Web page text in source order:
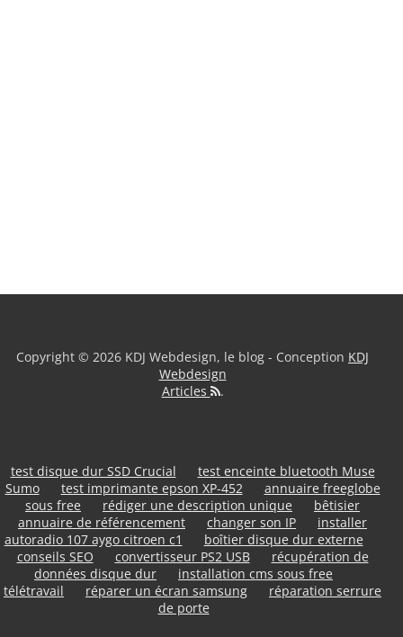
Copyright © 2026 KDJ Webdesign, le blog - Conception KDJ
Webdesign
Articles
.
test disque dur SSD Crucial
test enceinte bluetooth Muse
Sumo
test imprimante epson XP-452
annuaire freeglobe
sous free
rédiger une description unique
bêtisier
annuaire de référencement
changer son IP
installer
autoradio 107 aygo citroen c1
boîtier disque dur externe
conseils SEO
convertisseur PS2 USB
récupération de
données disque dur
installation cms sous free
télétravail
réparer un écran samsung
réparation serrure
de porte